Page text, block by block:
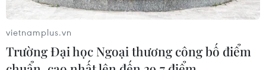
vietnamplus.vn
Trường Đại học Ngoại thương công bố điểm